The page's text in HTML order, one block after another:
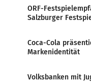
ORF-
Salzburger
Coca-Cola
Markenidentität
Volksbanken mit